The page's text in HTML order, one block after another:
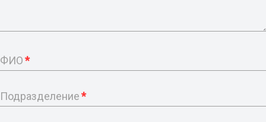
ФИО*
Подразделение*